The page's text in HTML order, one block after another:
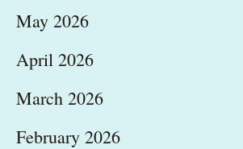
May 2026
April 2026
March 2026
February 2026